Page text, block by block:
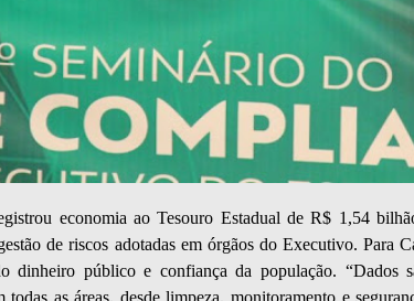
economia ao Tesouro Estadual de R$ 1,54
de riscos adotadas em órgãos do Executivo. Para
dinheiro público e confiança da população. “Dados